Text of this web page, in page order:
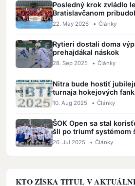
Posledný krok zvládlo
Bratislavčanom
22. May 2026 • Články
Rytieri dostali doma
prehajdákal náskok
28. Sep 2025 • Články
Nitra bude hostiť
turnaja hokejových
10. Aug 2025 • Články
ŠOK Open sa stal
šli po triumf systémom
26. Jul 2025 • Články
KTO ZÍSKA TITUL V